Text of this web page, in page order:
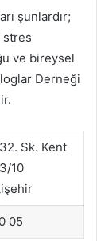
şunlardır;
stres
ve bireysel
Derneği
Sk. Kent
10
05